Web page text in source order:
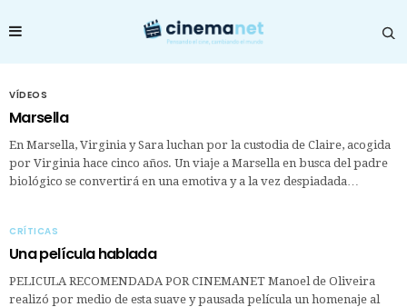
VÍDEOS
Marsella
En Marsella, Virginia y Sara luchan por la custodia de Claire, acogida
por Virginia hace cinco años. Un viaje a Marsella en busca del padre
biológico se convertirá en una emotiva y a la vez despiadada…
CRÍTICAS
Una película hablada
PELICULA RECOMENDADA POR CINEMANET Manoel de Oliveira
realizó por medio de esta suave y pausada película un homenaje al